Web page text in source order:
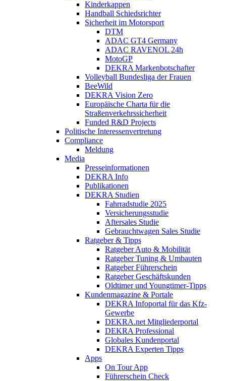
Kinderkappen
Handball Schiedsrichter
Sicherheit im Motorsport
DTM
ADAC GT4 Germany
ADAC RAVENOL 24h
MotoGP
DEKRA Markenbotschafter
Volleyball Bundesliga der Frauen
BeeWild
DEKRA Vision Zero
Europäische Charta für die
Straßenverkehrssicherheit
Funded R&D Projects
Politische Interessenvertretung
Compliance
Meldung
Media
Presseinformationen
DEKRA Info
Publikationen
DEKRA Studien
Fahrradstudie 2025
Versicherungsstudie
Aftersales Studie
Gebrauchtwagen Sales Studie
Ratgeber & Tipps
Ratgeber Auto & Mobilität
Ratgeber Tuning & Umbauten
Ratgeber Führerschein
Ratgeber Geschäftskunden
Oldtimer und Youngtimer-Tipps
Kundenmagazine & Portale
DEKRA Infoportal für das Kfz-
Gewerbe
DEKRA.net Mitgliederportal
DEKRA Professional
Globales Kundenportal
DEKRA Experten Tipps
Apps
On Tour App
Führerschein Check